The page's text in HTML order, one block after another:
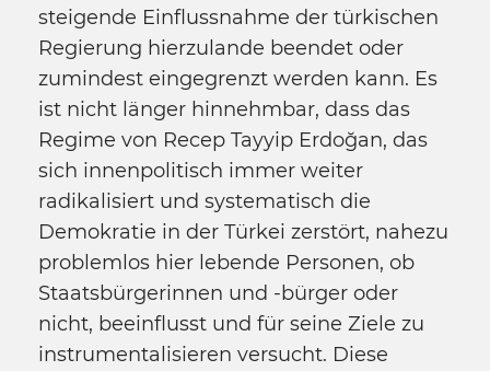
steigende Einflussnahme der türkischen
Regierung hierzulande beendet oder
zumindest eingegrenzt werden kann. Es
ist nicht länger hinnehmbar, dass das
Regime von Recep Tayyip Erdoğan, das
sich innenpolitisch immer weiter
radikalisiert und systematisch die
Demokratie in der Türkei zerstört, nahezu
problemlos hier lebende Personen, ob
Staatsbürgerinnen und -bürger oder
nicht, beeinflusst und für seine Ziele zu
instrumentalisieren versucht. Diese